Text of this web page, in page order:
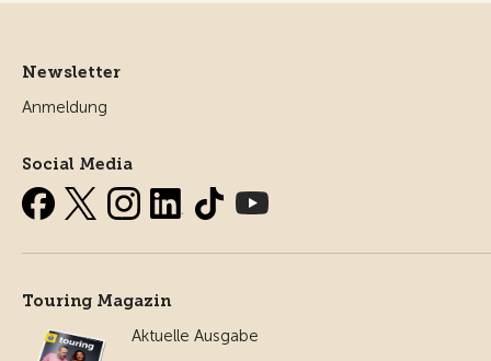
Newsletter
Anmeldung
Social Media
Touring Magazin
Aktuelle Ausgabe